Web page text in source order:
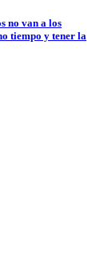
no van a los
tiempo y tener la